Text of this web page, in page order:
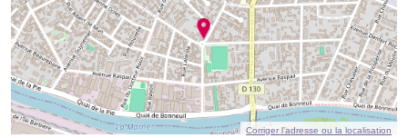
Corriger l’adresse ou la localisation